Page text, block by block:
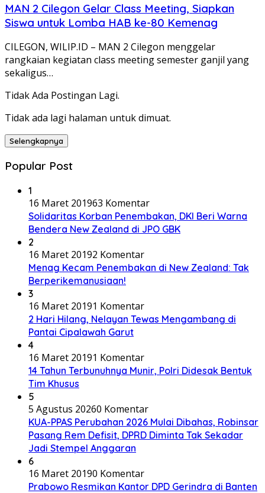
MAN 2 Cilegon Gelar Class Meeting, Siapkan
Siswa untuk Lomba HAB ke-80 Kemenag
CILEGON, WILIP.ID – MAN 2 Cilegon menggelar
rangkaian kegiatan class meeting semester ganjil yang
sekaligus…
Tidak Ada Postingan Lagi.
Tidak ada lagi halaman untuk dimuat.
Selengkapnya
Popular Post
1
16 Maret 201963 Komentar
Solidaritas Korban Penembakan, DKI Beri Warna
Bendera New Zealand di JPO GBK
2
16 Maret 20192 Komentar
Menag Kecam Penembakan di New Zealand: Tak
Berperikemanusiaan!
3
16 Maret 20191 Komentar
2 Hari Hilang, Nelayan Tewas Mengambang di
Pantai Cipalawah Garut
4
16 Maret 20191 Komentar
14 Tahun Terbunuhnya Munir, Polri Didesak Bentuk
Tim Khusus
5
5 Agustus 20260 Komentar
KUA-PPAS Perubahan 2026 Mulai Dibahas, Robinsar
Pasang Rem Defisit, DPRD Diminta Tak Sekadar
Jadi Stempel Anggaran
6
16 Maret 20190 Komentar
Prabowo Resmikan Kantor DPD Gerindra di Banten